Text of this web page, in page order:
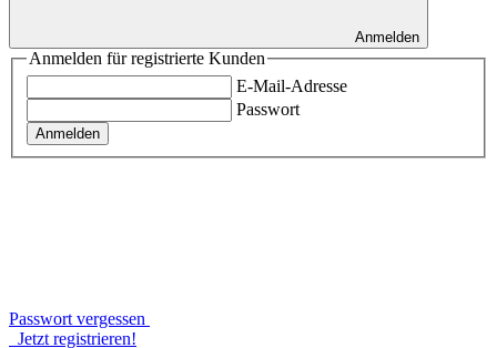
Anmelden
Anmelden für registrierte Kunden
E-Mail-Adresse
Passwort
Anmelden
Passwort vergessen
Jetzt registrieren!